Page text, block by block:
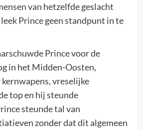
van hetzelfde geslacht
Prince geen standpunt in te
Prince voor de
in het Midden-Oosten,
vreselijke
top en hij steunde
steunde tal van
zonder dat dit algemeen